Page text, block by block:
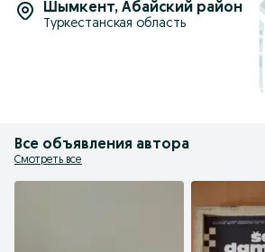
Шымкент, Абайский район
Туркестанская область
Все объявления автора
Смотреть все